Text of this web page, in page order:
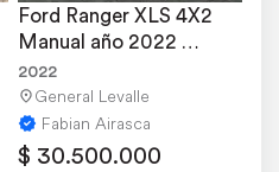
Ford Ranger XLS 4X2
Manual año 2022
175.000 km
2022
General Levalle
Fabian Airasca
$ 30.500.000